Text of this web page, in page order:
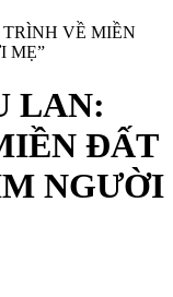
VỀ MIỀN
MẸ”
LAN:
ĐẤT
NGƯỜI